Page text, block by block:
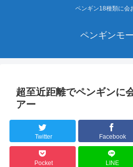
ペンギン18種類に会
ペンギンモ
超至近距離でペンギン
アー
Twitter Facebook
Pocket LINE